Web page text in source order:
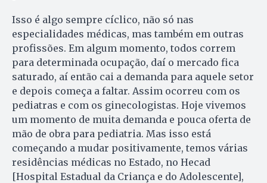
Isso é algo sempre cíclico, não só nas
especialidades médicas, mas também em outras
profissões. Em algum momento, todos correm
para determinada ocupação, daí o mercado fica
saturado, aí então cai a demanda para aquele setor
e depois começa a faltar. Assim ocorreu com os
pediatras e com os ginecologistas. Hoje vivemos
um momento de muita demanda e pouca oferta de
mão de obra para pediatria. Mas isso está
começando a mudar positivamente, temos várias
residências médicas no Estado, no Hecad
[Hospital Estadual da Criança e do Adolescente],